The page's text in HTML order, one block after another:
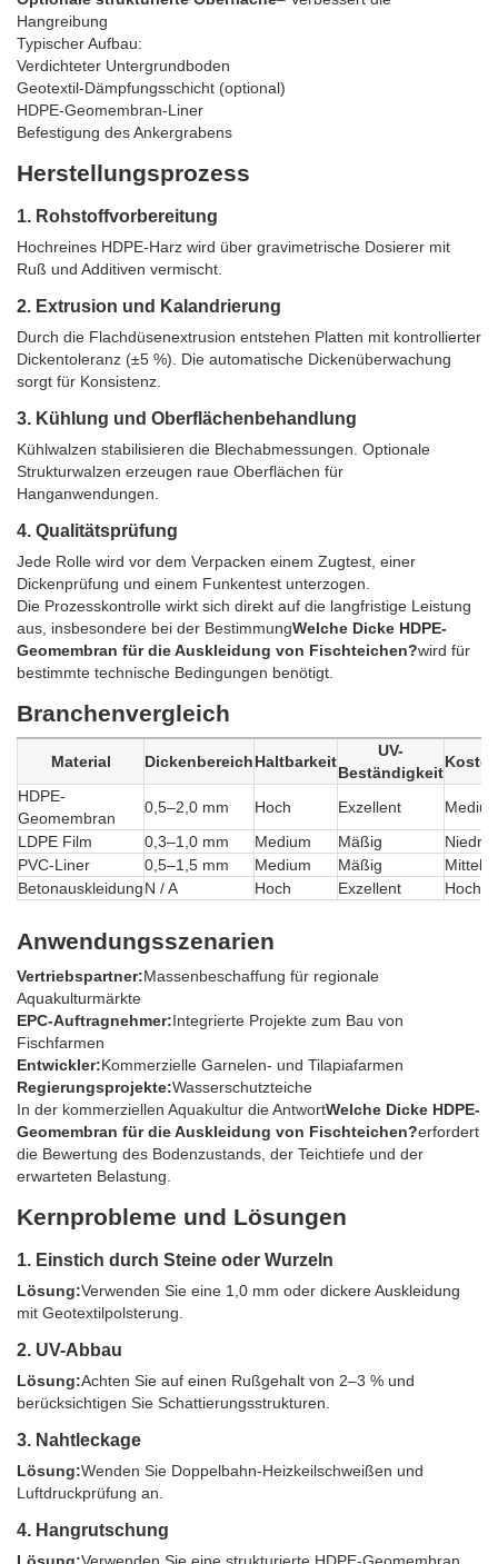
Hangreibung
Typischer Aufbau:
Verdichteter Untergrundboden
Geotextil-Dämpfungsschicht (optional)
HDPE-Geomembran-Liner
Befestigung des Ankergrabens
Herstellungsprozess
1. Rohstoffvorbereitung
Hochreines HDPE-Harz wird über gravimetrische Dosierer mit
Ruß und Additiven vermischt.
2. Extrusion und Kalandrierung
Durch die Flachdüsenextrusion entstehen Platten mit kontrollierter
Dickentoleranz (±5 %). Die automatische Dickenüberwachung
sorgt für Konsistenz.
3. Kühlung und Oberflächenbehandlung
Kühlwalzen stabilisieren die Blechabmessungen. Optionale
Strukturwalzen erzeugen raue Oberflächen für
Hanganwendungen.
4. Qualitätsprüfung
Jede Rolle wird vor dem Verpacken einem Zugtest, einer
Dickenprüfung und einem Funkentest unterzogen.
Die Prozesskontrolle wirkt sich direkt auf die langfristige Leistung
aus, insbesondere bei der BestimmungWelche Dicke HDPE-
Geomembran für die Auskleidung von Fischteichen?wird für
bestimmte technische Bedingungen benötigt.
Branchenvergleich
Material DickenbereichHaltbarkeit
UV-
Beständigkeit
HDPE-
Geomembran
0,5–2,0 mm Hoch Exzellent
LDPE Film
0,3–1,0 mm Medium Mäßig
Niedrig
PVC-Liner
0,5–1,5 mm Medium Mäßig
BetonauskleidungN / A Hoch Exzellent Hoch
Anwendungsszenarien
Vertriebspartner:Massenbeschaffung für regionale
Aquakulturmärkte
EPC-Auftragnehmer:Integrierte Projekte zum Bau von
Fischfarmen
Entwickler:Kommerzielle Garnelen- und Tilapiafarmen
Regierungsprojekte:Wasserschutzteiche
In der kommerziellen Aquakultur die AntwortWelche Dicke HDPE-
Geomembran für die Auskleidung von Fischteichen?erfordert
die Bewertung des Bodenzustands, der Teichtiefe und der
erwarteten Belastung.
Kernprobleme und Lösungen
1. Einstich durch Steine ​​oder Wurzeln
Lösung:Verwenden Sie eine 1,0 mm oder dickere Auskleidung
mit Geotextilpolsterung.
2. UV-Abbau
Lösung:Achten Sie auf einen Rußgehalt von 2–3 % und
berücksichtigen Sie Schattierungsstrukturen.
3. Nahtleckage
Lösung:Wenden Sie Doppelbahn-Heizkeilschweißen und
Luftdruckprüfung an.
4. Hangrutschung